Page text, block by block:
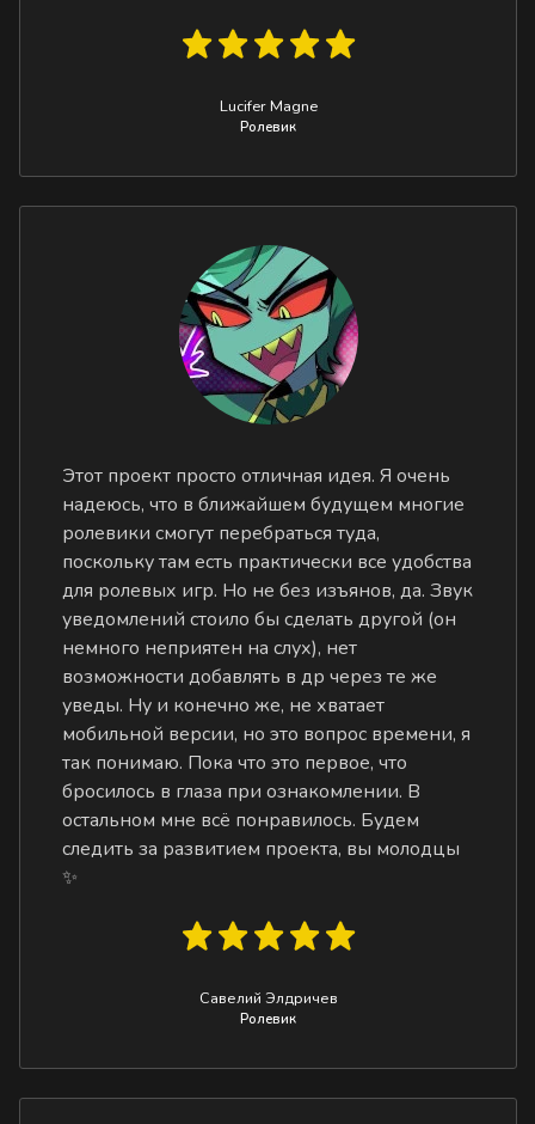
Lucifer Magne
Ролевик
Этот проект просто отличная идея. Я очень
надеюсь, что в ближайшем будущем многие
ролевики смогут перебраться туда,
поскольку там есть практически все удобства
для ролевых игр. Но не без изъянов, да. Звук
уведомлений стоило бы сделать другой (он
немного неприятен на слух), нет
возможности добавлять в др через те же
уведы. Ну и конечно же, не хватает
мобильной версии, но это вопрос времени, я
так понимаю. Пока что это первое, что
бросилось в глаза при ознакомлении. В
остальном мне всё понравилось. Будем
следить за развитием проекта, вы молодцы
✨
Савелий Элдричев
Ролевик